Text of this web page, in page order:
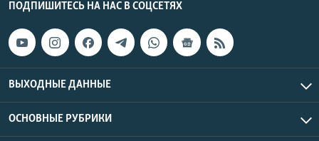
ПОДПИШИТЕСЬ НА НАС В СОЦСЕТЯХ
ВЫХОДНЫЕ ДАННЫЕ
ОСНОВНЫЕ РУБРИКИ